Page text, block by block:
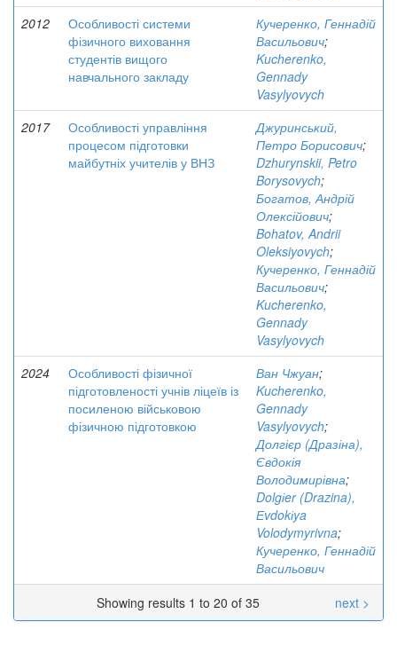
2012
Особливості системи
фізичного виховання
студентів вищого
навчального закладу
Кучеренко, Геннадій
Васильович;
Kucherenko,
Gennady
Vasylyovych
2017
Особливості управління
процесом підготовки
майбутніх учителів у ВНЗ
Джуринський,
Петро Борисович;
Dzhurynskii, Petro
Borysovych;
Богатов, Андрій
Олексійович;
Bohatov, Andrii
Oleksiyovych;
Кучеренко, Геннадій
Васильович;
Kucherenko,
Gennady
Vasylyovych
2024
Особливості фізичної
підготовленості учнів ліцеїв із
посиленою військовою
фізичною підготовкою
Ван Чжуан;
Kucherenko,
Gennady
Vasylyovych;
Долгієр (Дразіна),
Євдокія
Володимирівна;
Dolgіer (Drazina),
Еvdokіya
Volodymyrivna;
Кучеренко, Геннадій
Васильович
Showing results 1 to 20 of 35
next >